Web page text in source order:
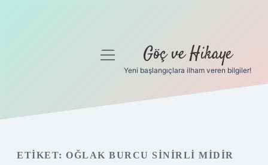
Gizlilik Politikası
menüyü
Göç ve Hikaye
Yeni başlangıçlara ilham veren bilgiler!
ETIKET: OĞLAK BURCU SINIRLI MIDIR